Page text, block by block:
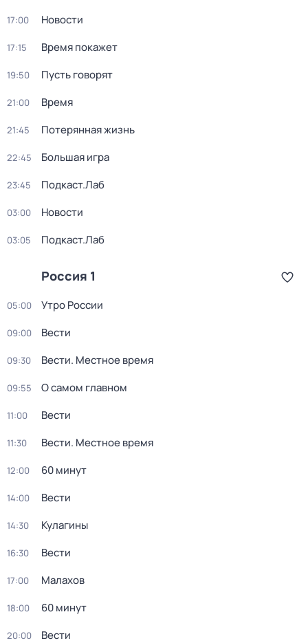
17:00 Новости
17:15 Время покажет
19:50 Пусть говорят
21:00 Время
21:45 Потерянная жизнь
22:45 Большая игра
23:45 Подкаст.Лаб
03:00 Новости
03:05 Подкаст.Лаб
Россия 1
05:00 Утро России
09:00 Вести
09:30 Вести. Местное время
09:55 О самом главном
11:00 Вести
11:30 Вести. Местное время
12:00 60 минут
14:00 Вести
14:30 Кулагины
16:30 Вести
17:00 Малахов
18:00 60 минут
20:00 Вести